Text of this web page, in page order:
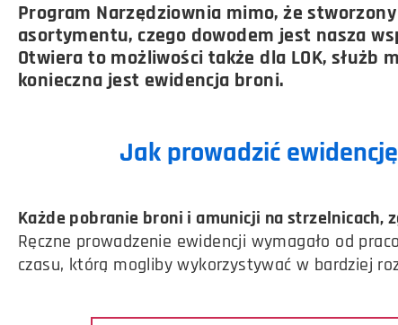
Program Narzędziownia mimo, że
asortymentu, czego dowodem jest nasza
Otwiera to możliwości także dla LOK,
konieczna jest ewidencja broni.
Jak prowadzić
Każde pobranie broni i amunicji na strzelnicach,
Ręczne prowadzenie ewidencji wymagało od
czasu, którą mogliby wykorzystywać w bardziej